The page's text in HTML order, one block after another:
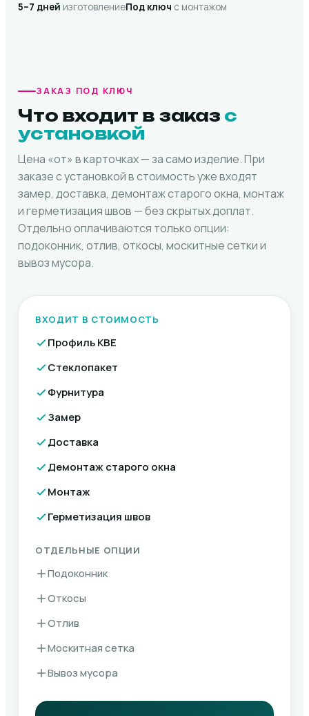
5–7 дней изготовлениеПод ключ с монтажом
ЗАКАЗ ПОД КЛЮЧ
Что входит в заказ с
установкой
Цена «от» в карточках — за само изделие. При
заказе с установкой в стоимость уже входят
замер, доставка, демонтаж старого окна, монтаж
и герметизация швов — без скрытых доплат.
Отдельно оплачиваются только опции:
подоконник, отлив, откосы, москитные сетки и
вывоз мусора.
ВХОДИТ В СТОИМОСТЬ
Профиль KBE
Стеклопакет
Фурнитура
Замер
Доставка
Демонтаж старого окна
Монтаж
Герметизация швов
ОТДЕЛЬНЫЕ ОПЦИИ
Подоконник
Откосы
Отлив
Москитная сетка
Вывоз мусора